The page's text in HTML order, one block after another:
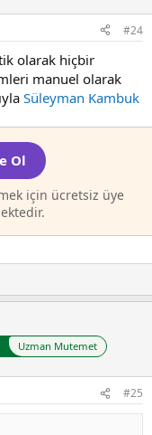
#24
olarak hiçbir
manuel olarak
Süleyman Kambuk
Ol
için ücretsiz üye
Uzman Mutemet
#25